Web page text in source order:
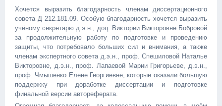
Хочется выразить благодарность членам диссертационного
совета Д 212.181.09. Особую благодарность хочется выразить
учёному секретарю д.э.н., доц. Виктории Викторовне Бобровой
за продолжительную работу по подготовке и проведению
защиты, что потребовало больших сил и внимания, а также
членам экспертного совета д.э.н., проф. Спешиловой Наталье
Викторовне, д.э.н., проф. Лапаевой Марии Григорьеве, д.э.н.,
проф. Чмышенко Елене Георгиевне, которые оказали большую
поддержку при доработке диссертации и подготовке
финальной версии автореферата.